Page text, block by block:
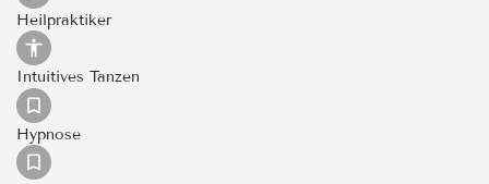
Heilpraktiker
Intuitives Tanzen
Hypnose